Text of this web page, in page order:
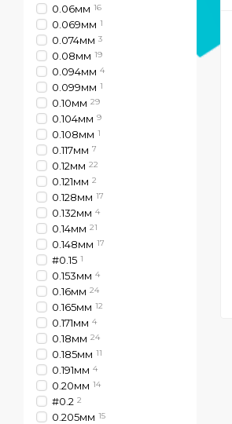
0.06мм 16
0.069мм 1
0.074мм 3
0.08мм 19
0.094мм 4
0.099мм 1
0.10мм 29
0.104мм 9
0.108мм 1
0.117мм 7
0.12мм 22
0.121мм 2
0.128мм 17
0.132мм 4
0.14мм 21
0.148мм 17
#0.15 1
0.153мм 4
0.16мм 24
0.165мм 12
0.171мм 4
0.18мм 24
0.185мм 11
0.191мм 4
0.20мм 14
#0.2 2
0.205мм 15